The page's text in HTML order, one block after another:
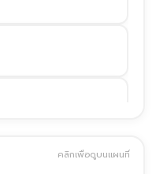
คลิกเพื่อดูบนแผนที่